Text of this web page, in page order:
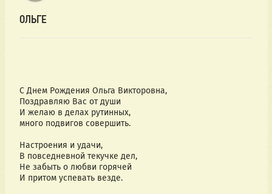
ОЛЬГЕ
С Днем Рождения Ольга Викторовна,
Поздравляю Вас от души
И желаю в делах рутинных,
много подвигов совершить.
Настроения и удачи,
В повседневной текучке дел,
Не забыть о любви горячей
И притом успевать везде.